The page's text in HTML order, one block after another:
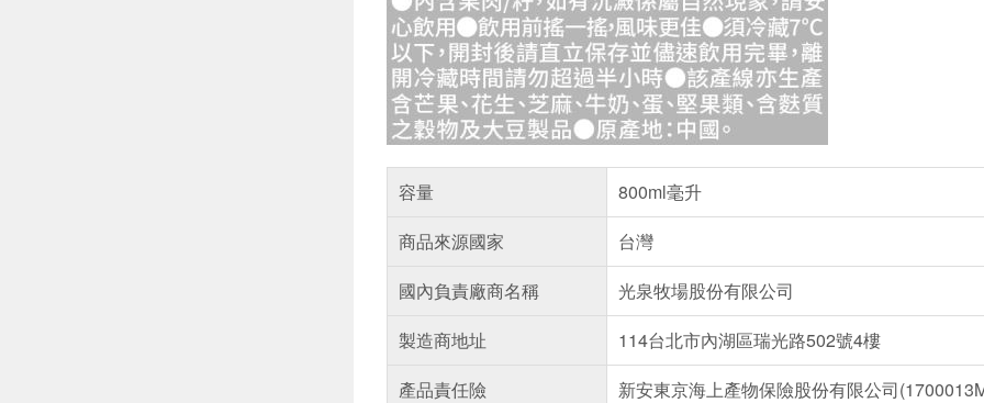
容量
800ml毫升
商品來源國家
台灣
國內負責廠商名稱
光泉牧場股份有限公司
製造商地址
114台北市內湖區瑞光路502號4樓
產品責任險
新安東京海上產物保險股份有限公司